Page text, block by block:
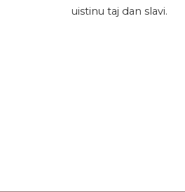
uistinu taj dan slavi.